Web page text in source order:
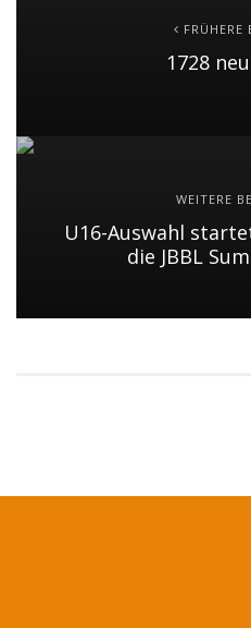
FRÜHERE
1728
WEITERE
U16-Auswahl
die JBBL